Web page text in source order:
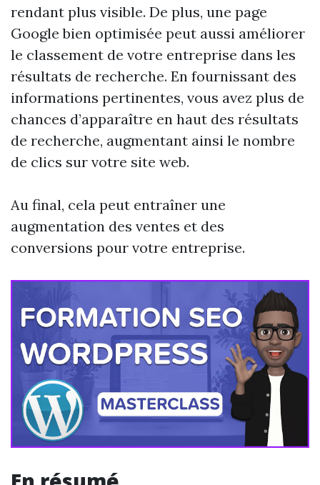
rendant plus visible. De plus, une page
Google bien optimisée peut aussi améliorer
le classement de votre entreprise dans les
résultats de recherche. En fournissant des
informations pertinentes, vous avez plus de
chances d’apparaître en haut des résultats
de recherche, augmentant ainsi le nombre
de clics sur votre site web.
Au final, cela peut entraîner une
augmentation des ventes et des
conversions pour votre entreprise.